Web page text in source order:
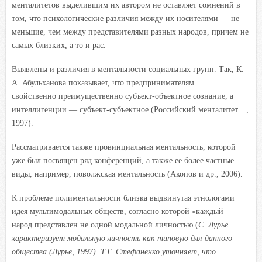
менталитетов выделившим их автором не оставляет сомнений в
том, что психологические различия между их носителями — не
меньшие, чем между представителями разных народов, причем не
самых близких, а то и рас.
Выявлены и различия в ментальности социальных групп. Так, К.
А. Абульханова показывает, что предпринимателям
свойственно преимущественно субъект-объектное сознание, а
интеллигенции — субъект-субъектное (Российский менталитет…,
1997).
Рассматривается также провинциальная ментальность, которой
уже был посвящен ряд конференций, а также ее более частные
виды, например, поволжская ментальность (Акопов и др., 2006).
К проблеме полиментальности близка выдвинутая этнологами
идея мультимодальных обществ, согласно которой «каждый
народ представлен не одной модальной личностью (С. Лурье
характеризует модальную личность как типовую для данного
общества (Лурье, 1997). Т.Г. Стефаненко уточняет, что